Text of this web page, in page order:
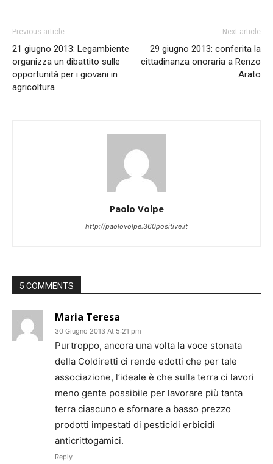
Previous article
21 giugno 2013: Legambiente
organizza un dibattito sulle
opportunità per i giovani in
agricoltura
Next article
29 giugno 2013: conferita la
cittadinanza onoraria a Renzo
Arato
Paolo Volpe
http://paolovolpe.360positive.it
5 COMMENTS
Maria Teresa
30 Giugno 2013 At 5:21 pm
Purtroppo, ancora una volta la voce stonata
della Coldiretti ci rende edotti che per tale
associazione, l’ideale è che sulla terra ci lavori
meno gente possibile per lavorare più tanta
terra ciascuno e sfornare a basso prezzo
prodotti impestati di pesticidi erbicidi
anticrittogamici.
Reply